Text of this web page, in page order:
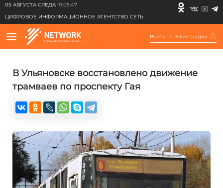
05 АВГУСТА СРЕДА 11:05:47
ЦИФРОВОЕ ИНФОРМАЦИОННОЕ АГЕНТСТВО СЕТЬ
Войти / Регистрация
В Ульяновске восстановлено движение
трамваев по проспекту Гая